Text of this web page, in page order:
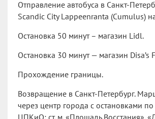
Отправление автобуса в Санкт-
Scandic City Lappeenranta (Cumulus)
Остановка 50 минут – магазин Lidl.
Остановка 30 минут — магазин Disa’s
Прохождение границы.
Возвращение в Санкт-Петербург.
через центр города с остановками